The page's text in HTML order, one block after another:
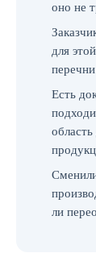
оно не
для
Есть
ли